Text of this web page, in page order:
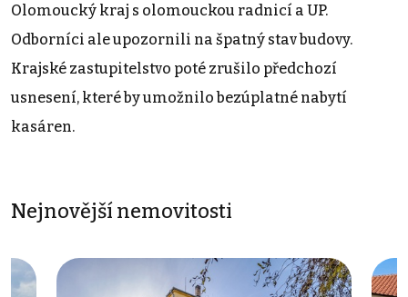
Olomoucký kraj s olomouckou radnicí a UP.
Odborníci ale upozornili na špatný stav budovy.
Krajské zastupitelstvo poté zrušilo předchozí
usnesení, které by umožnilo bezúplatné nabytí
kasáren.
Nejnovější nemovitosti